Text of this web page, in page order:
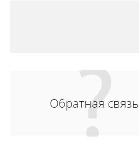
Обратная связь